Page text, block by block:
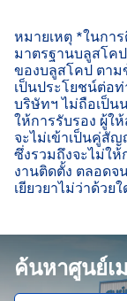
หมายเหตุ *ในกา
มาตรฐานบลูสโค
ของบลูสโคป ตาม
เป็นประโยชน์ต่อ
บริษัทฯ ไม่ถือเป็น
ให้การรับรอง ผู้ใ
จะไม่เข้าเป็นคู่สั
ซึ่งรวมถึงจะไม่ใ
งานติดตั้ง ตลอดจ
เยียวยาไม่ว่าด้วย
ค้นหาศูนย์เ